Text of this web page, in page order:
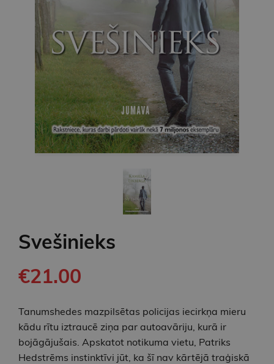
Svešinieks
€21.00
Tanumshedes mazpilsētas policijas iecirkņa mieru
kādu rītu iztraucē ziņa par autoavāriju, kurā ir
bojāgājušais. Apskatot notikuma vietu, Patriks
Hedstrēms instinktīvi jūt, ka šī nav kārtējā traģiskā